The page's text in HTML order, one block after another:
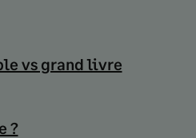
vs grand livre
?